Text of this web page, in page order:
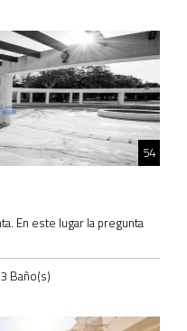
54
En este lugar la pregunta
3 Baño(s)